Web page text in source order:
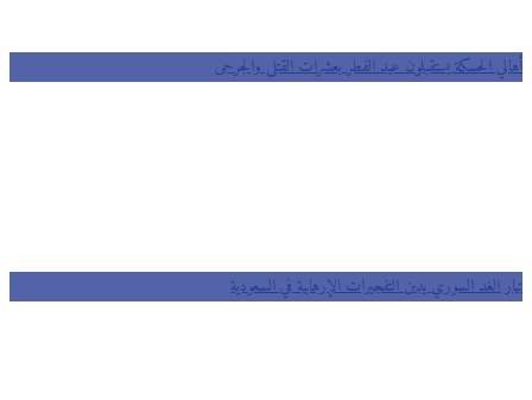
الحسكة يستقبلون عيد الفطر بعشرات القتلى والجرحى
الغد السوري يدين التفجيرات الإرهابية في السعودية